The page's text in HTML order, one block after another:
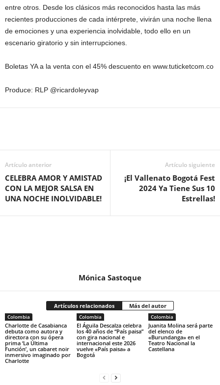
entre otros. Desde los clásicos más reconocidos hasta las más
recientes producciones de cada intérprete, vivirán una noche llena
de emociones y una experiencia inolvidable, todo ello en un
escenario giratorio y sin interrupciones.
Boletas YA a la venta con el 45% descuento en www.tuticketcom.co
Produce: RLP @ricardoleyvap
Artículo anterior
CELEBRA AMOR Y AMISTAD
CON LA MEJOR SALSA EN
UNA NOCHE INOLVIDABLE!
Artículo siguiente
¡El Vallenato Bogotá Fest
2024 Ya Tiene Sus 10
Estrellas!
Mónica Sastoque
Artículos relacionados Más del autor
Colombia
Charlotte de Casabianca
debuta como autora y
directora con su ópera
prima ‘La Última
Función’, un cabaret noir
inmersivo imaginado por
Charlotte
Colombia
El Águila Descalza celebra
los 40 años de “País paisa”
con gira nacional e
internacional este 2026
vuelve «País paisa» a
Bogotá
Colombia
Juanita Molina será parte
del elenco de
«Burundanga» en el
Teatro Nacional la
Castellana